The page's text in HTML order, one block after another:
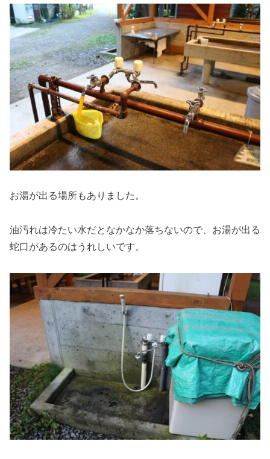
お湯が出る場所もありました。
油汚れは冷たい水だとなかなか落ちないので、お湯が出る
蛇口があるのはうれしいです。